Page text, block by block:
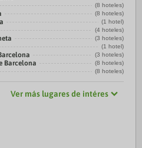
(8 hoteles)
(8 hoteles)
(1 hotel)
(4 hoteles)
(3 hoteles)
(1 hotel)
(3 hoteles)
Barcelona (8 hoteles)
(8 hoteles)
Ver más lugares de intéres